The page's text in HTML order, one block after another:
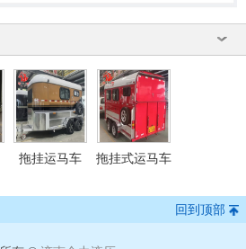
拖挂运马车 拖挂式运马车
回到顶部